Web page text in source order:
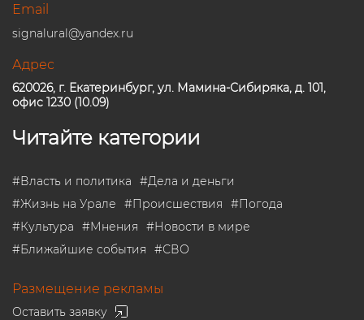
Email
signalural@yandex.ru
Адрес
620026, г. Екатеринбург, ул. Мамина-Сибиряка, д. 101,
офис 1230 (10.09)
Читайте категории
#Власть и политика #Дела и деньги
#Жизнь на Урале #Происшествия #Погода
#Культура #Мнения #Новости в мире
#Ближайшие события #СВО
Размещение рекламы
Оставить заявку